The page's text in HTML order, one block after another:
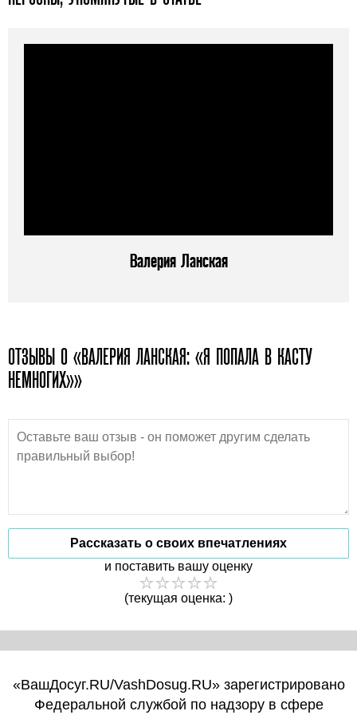
Валерия Ланская
ОТЗЫВЫ О «ВАЛЕРИЯ ЛАНСКАЯ: «Я ПОПАЛА В КАСТУ
НЕМНОГИХ»»
Рассказать о своих впечатлениях
и поставить вашу оценку
(текущая оценка: )
«ВашДосуг.RU/VashDosug.RU» зарегистрировано
Федеральной службой по надзору в сфере